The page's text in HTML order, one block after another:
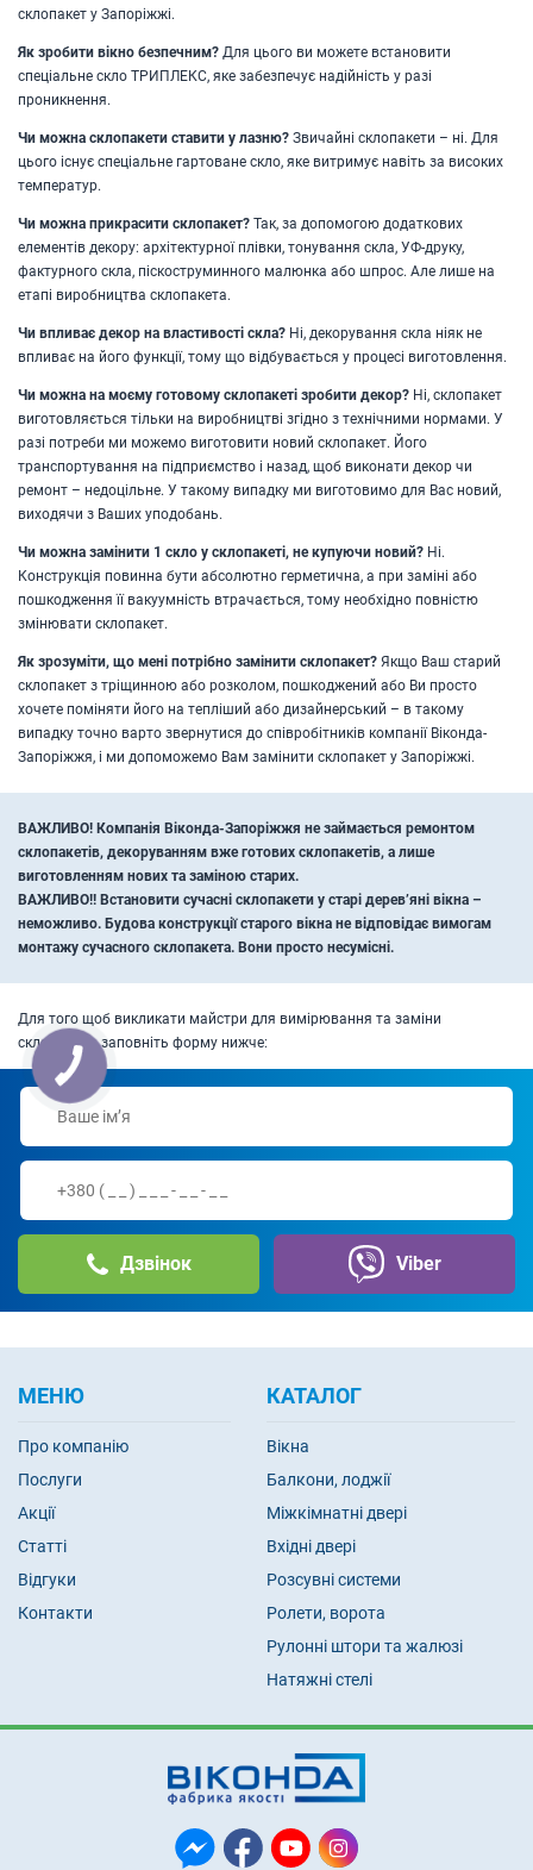
склопакет у Запоріжжі.
Як зробити вікно безпечним? Для цього ви можете встановити
спеціальне скло ТРИПЛЕКС, яке забезпечує надійність у разі
проникнення.
Чи можна склопакети ставити у лазню? Звичайні склопакети – ні. Для
цього існує спеціальне гартоване скло, яке витримує навіть за високих
температур.
Чи можна прикрасити склопакет? Так, за допомогою додаткових
елементів декору: архітектурної плівки, тонування скла, УФ-друку,
фактурного скла, піскоструминного малюнка або шпрос. Але лише на
етапі виробництва склопакета.
Чи впливає декор на властивості скла? Ні, декорування скла ніяк не
впливає на його функції, тому що відбувається у процесі виготовлення.
Чи можна на моєму готовому склопакеті зробити декор? Ні, склопакет
виготовляється тільки на виробництві згідно з технічними нормами. У
разі потреби ми можемо виготовити новий склопакет. Його
транспортування на підприємство і назад, щоб виконати декор чи
ремонт – недоцільне. У такому випадку ми виготовимо для Вас новий,
виходячи з Ваших уподобань.
Чи можна замінити 1 скло у склопакеті, не купуючи новий? Ні.
Конструкція повинна бути абсолютно герметична, а при заміні або
пошкодження її вакуумність втрачається, тому необхідно повністю
змінювати склопакет.
Як зрозуміти, що мені потрібно замінити склопакет? Якщо Ваш старий
склопакет з тріщинною або розколом, пошкоджений або Ви просто
хочете поміняти його на тепліший або дизайнерський – в такому
випадку точно варто звернутися до співробітників компанії Віконда-
Запоріжжя, і ми допоможемо Вам замінити склопакет у Запоріжжі.
ВАЖЛИВО! Компанія Віконда-Запоріжжя не займається ремонтом
склопакетів, декоруванням вже готових склопакетів, а лише
виготовленням нових та заміною старих.
ВАЖЛИВО!! Встановити сучасні склопакети у старі дерев’яні вікна –
неможливо. Будова конструкції старого вікна не відповідає вимогам
монтажу сучасного склопакета. Вони просто несумісні.
Для того щоб викликати майстри для вимірювання та заміни
склопакета, заповніть форму нижче:
Дзвінок Viber
МЕНЮ
Про компанію
Послуги
Акції
Статті
Відгуки
Контакти
КАТАЛОГ
Вікна
Балкони, лоджії
Міжкімнатні двері
Вхідні двері
Розсувні системи
Ролети, ворота
Рулонні штори та жалюзі
Натяжні стелі